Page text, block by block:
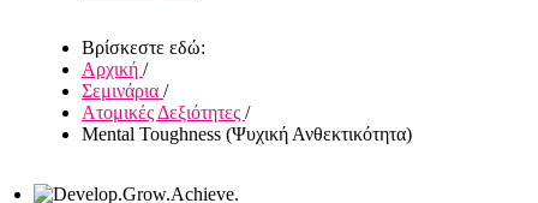
Βρίσκεστε εδώ:
Αρχική /
Σεμινάρια /
Ατομικές Δεξιότητες /
Mental Toughness (Ψυχική Ανθεκτικότητα)